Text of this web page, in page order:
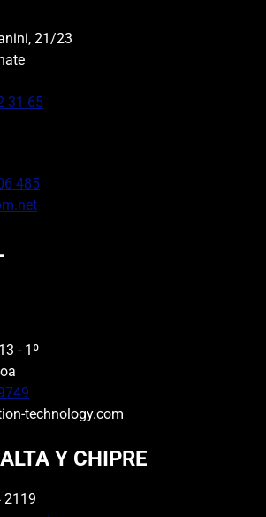
21/23
31 65
485
- 1º
technology.com
Y CHIPRE
2119